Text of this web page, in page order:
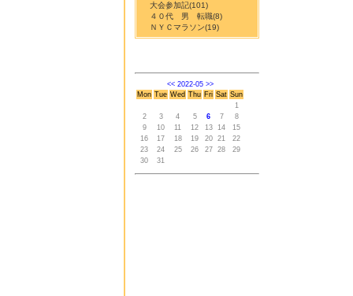
大会参加記(101)
４０代 男 転職(8)
ＮＹＣマラソン(19)
<< 2022-05 >>
Mon Tue Wed Thu Fri Sat Sun
1
2
3 4 5 6 7
8
9
10 11 12 13 14
15
16
17 18 19 20 21
22
23
24 25 26 27 28
29
30
31